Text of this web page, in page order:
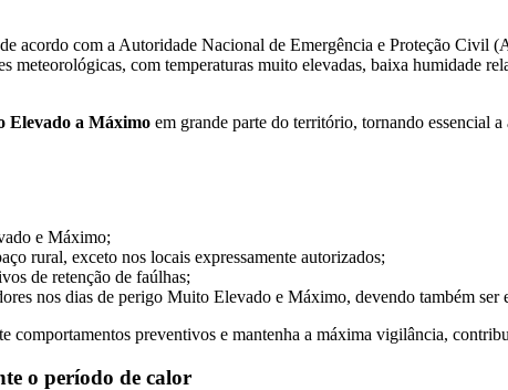
acordo com a Autoridade Nacional de Emergência e Proteção
com temperaturas muito elevadas, baixa humidade
Elevado a Máximo em grande parte do território, tornando essencial
e Máximo;
rural, exceto nos locais expressamente autorizados;
de retenção de faúlhas;
nos dias de perigo Muito Elevado e Máximo, devendo também ser
comportamentos preventivos e mantenha a máxima vigilância,
o período de calor